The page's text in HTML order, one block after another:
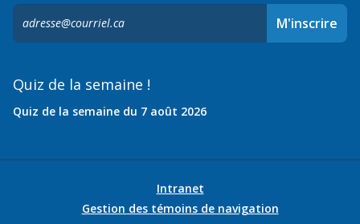
M'inscrire
Quiz de la semaine !
Quiz de la semaine du 7 août 2026
Intranet
Gestion des témoins de navigation